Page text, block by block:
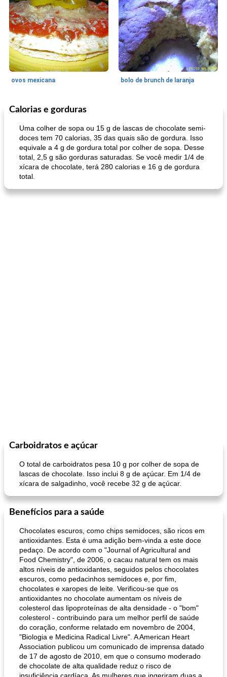
ovos mexicana bolo de brunch de laranja
130
Pães De Fermento
Calorias e gorduras
Uma colher de sopa ou 15 g de lascas de chocolate semi-
doces tem 70 calorias, 35 das quais são de gordura. Isso
equivale a 4 g de gordura total por colher de sopa. Desse
total, 2,5 g são gorduras saturadas. Se você medir 1/4 de
xícara de chocolate, terá 280 calorias e 16 g de gordura
total.
Carboidratos e açúcar
O total de carboidratos pesa 10 g por colher de sopa de
lascas de chocolate. Isso inclui 8 g de açúcar. Em 1/4 de
xícara de salgadinho, você recebe 32 g de açúcar.
Benefícios para a saúde
Chocolates escuros, como chips semidoces, são ricos em
antioxidantes. Esta é uma adição bem-vinda a este doce
pedaço. De acordo com o "Journal of Agricultural and
Food Chemistry", de 2006, o cacau natural tem os mais
altos níveis de antioxidantes, seguidos pelos chocolates
escuros, como pedacinhos semidoces e, por fim,
chocolates e xaropes de leite. Verificou-se que os
antioxidantes no chocolate aumentam os níveis de
colesterol das lipoproteínas de alta densidade - o "bom"
colesterol - contribuindo para um melhor perfil de saúde
do coração, conforme relatado em novembro de 2004,
"Biologia e Medicina Radical Livre". A American Heart
Association publicou um comunicado de imprensa datado
de 17 de agosto de 2010, em que o consumo moderado
de chocolate de alta qualidade reduz o risco de